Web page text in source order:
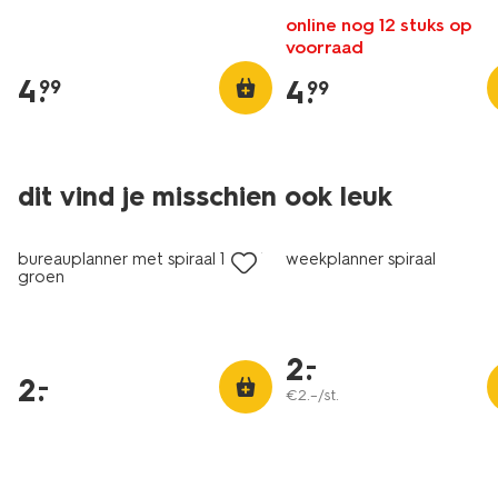
4.
99
online nog 12 stuks op
voorraad
4.
99
dit vind je misschien ook leuk
laag geprijsd
bureauplanner met spiraal 13x27
groen
2.
–
laag geprijsd
weekplanner spiraal
2.
–
€2.–/st.